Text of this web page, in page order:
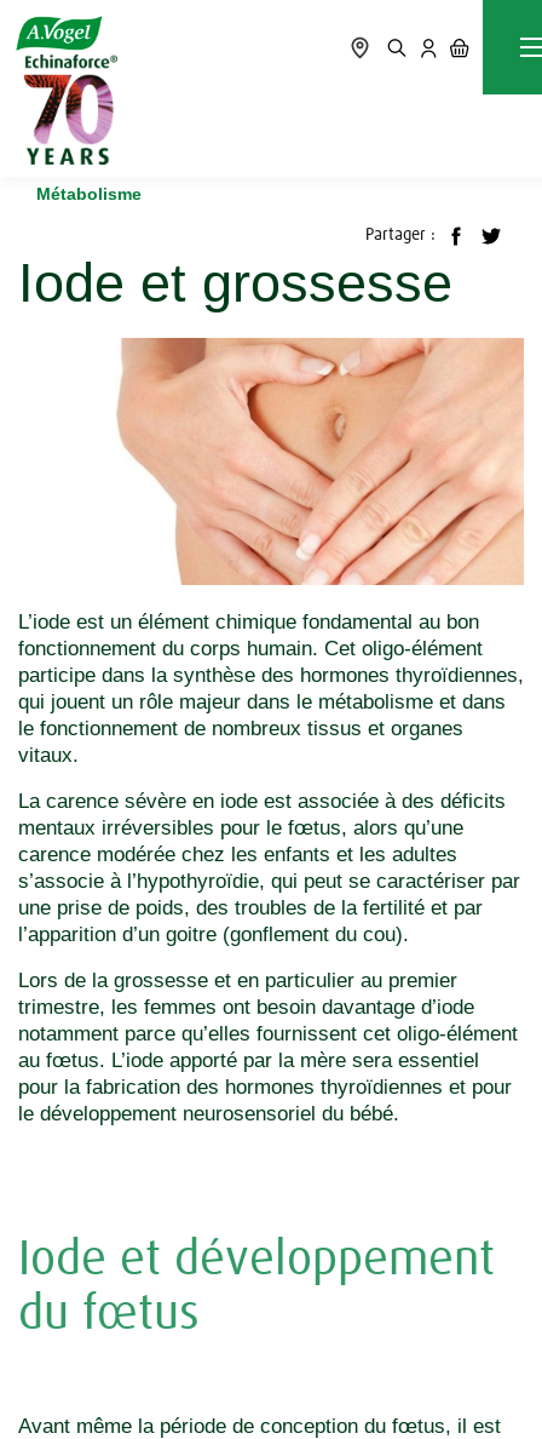
Accueil
Métabolisme
Partager :
Iode et grossesse
L’iode est un élément chimique fondamental au bon
fonctionnement du corps humain. Cet oligo-élément
participe dans la synthèse des hormones thyroïdiennes,
qui jouent un rôle majeur dans le métabolisme et dans
le fonctionnement de nombreux tissus et organes
vitaux.
La carence sévère en iode est associée à des déficits
mentaux irréversibles pour le fœtus, alors qu’une
carence modérée chez les enfants et les adultes
s’associe à l’hypothyroïdie, qui peut se caractériser par
une prise de poids, des troubles de la fertilité et par
l’apparition d’un goitre (gonflement du cou).
Lors de la grossesse et en particulier au premier
trimestre, les femmes ont besoin davantage d’iode
notamment parce qu’elles fournissent cet oligo-élément
au fœtus. L’iode apporté par la mère sera essentiel
pour la fabrication des hormones thyroïdiennes et pour
le développement neurosensoriel du bébé.
Iode et développement
du fœtus
Avant même la période de conception du fœtus, il est